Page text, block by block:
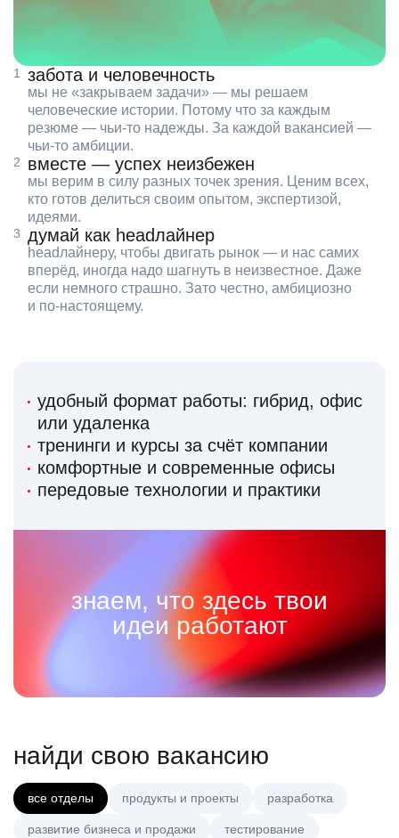
забота и человечность
мы не «закрываем задачи» — мы решаем
человеческие истории. Потому что за каждым
резюме — чьи‑то надежды. За каждой вакансией —
чьи‑то амбиции.
вместе — успех неизбежен
мы верим в силу разных точек зрения. Ценим всех,
кто готов делиться своим опытом, экспертизой,
идеями.
думай как headлайнер
headлайнеру, чтобы двигать рынок — и нас самих
вперёд, иногда надо шагнуть в неизвестное. Даже
если немного страшно. Зато честно, амбициозно
и по‑настоящему.
удобный формат работы: гибрид, офис
или удаленка
тренинги и курсы за счёт компании
комфортные и современные офисы
передовые технологии и практики
знаем, что здесь твои
идеи работают
найди свою вакансию
все отделы продукты и проекты разработка
развитие бизнеса и продажи тестирование